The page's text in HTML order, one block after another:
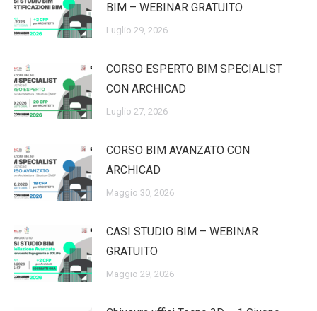
BIM – WEBINAR GRATUITO
Luglio 29, 2026
CORSO ESPERTO BIM SPECIALIST
CON ARCHICAD
Luglio 27, 2026
CORSO BIM AVANZATO CON
ARCHICAD
Maggio 30, 2026
CASI STUDIO BIM – WEBINAR
GRATUITO
Maggio 29, 2026